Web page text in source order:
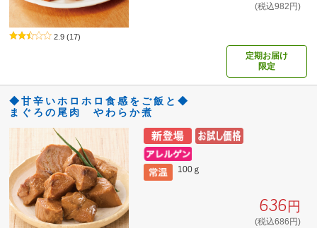
(税込982円)
2.9 (17)
定期お届け
限定
◆甘辛いホロホロ食感をご飯と◆
まぐろの尾肉 やわらか煮
100ｇ
636円
(税込686円)